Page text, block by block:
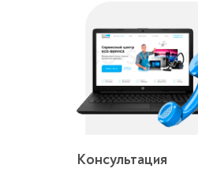
Консультация